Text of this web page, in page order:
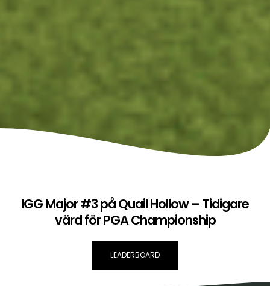
IGG Major #3 på Quail Hollow – Tidigare
värd för PGA Championship
LEADERBOARD